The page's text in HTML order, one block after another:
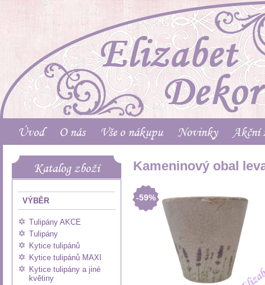
Úvod O nás Vše o nákupu Novinky Akční
Katalog zboží
VÝBĚR
Tulipány AKCE
Tulipány
Kytice tulipánů
Kytice tulipánů MAXI
Kytice tulipány a jiné
květiny
Kameninový obal
-59%